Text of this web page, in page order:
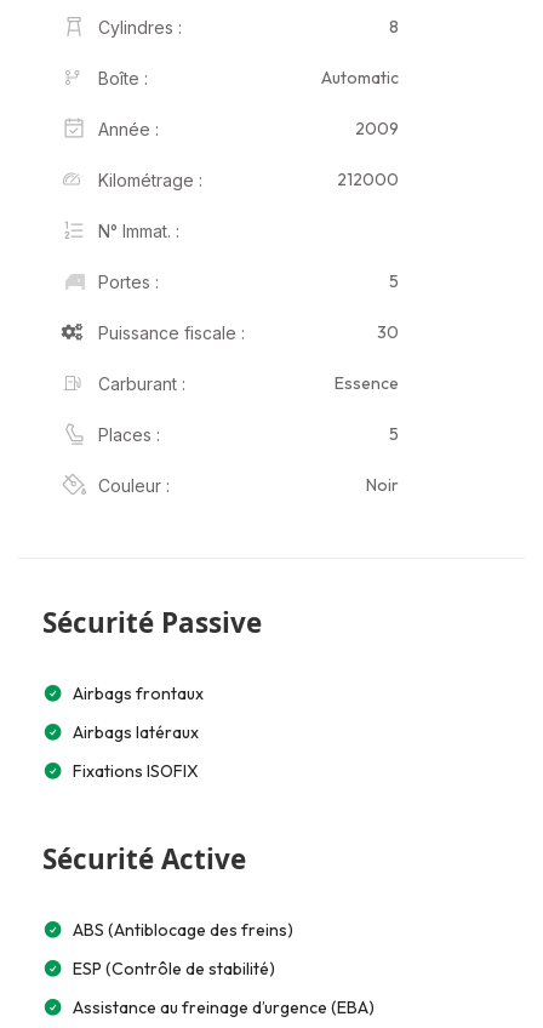
Cylindres : 8
Boîte : Automatic
Année : 2009
Kilométrage : 212000
N° Immat. :
Portes : 5
Puissance fiscale : 30
Carburant : Essence
Places : 5
Couleur : Noir
Sécurité Passive
Airbags frontaux
Airbags latéraux
Fixations ISOFIX
Sécurité Active
ABS (Antiblocage des freins)
ESP (Contrôle de stabilité)
Assistance au freinage d’urgence (EBA)